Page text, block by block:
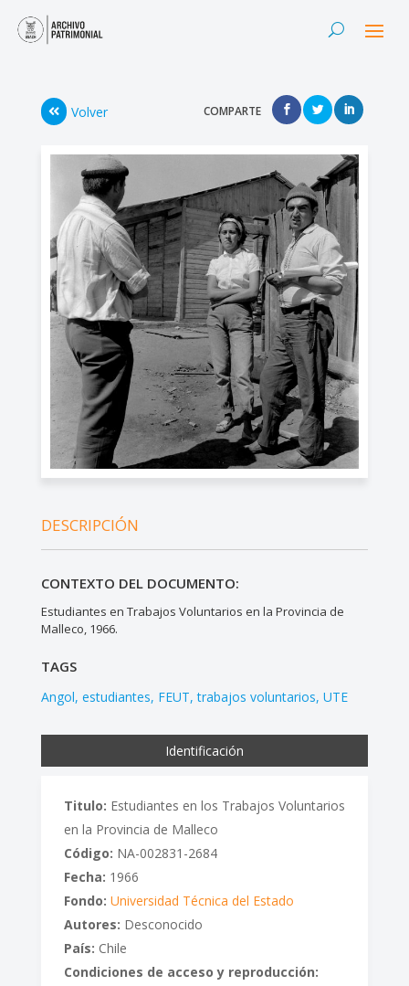
Volver COMPARTE
DESCRIPCIÓN
CONTEXTO DEL DOCUMENTO:
Estudiantes en Trabajos Voluntarios en la Provincia de
Malleco, 1966.
TAGS
Angol estudiantes FEUT trabajos voluntarios UTE
Identificación
Titulo: Estudiantes en los Trabajos Voluntarios
en la Provincia de Malleco
Código: NA-002831-2684
Fecha: 1966
Fondo: Universidad Técnica del Estado
Autores: Desconocido
País: Chile
Condiciones de acceso y reproducción: